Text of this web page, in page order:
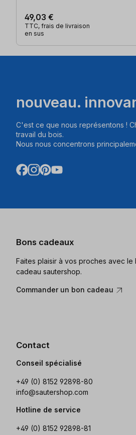
49,03 €
TTC, frais de livraison
en sus
nouveau.
C'est ce que nous représentons !
travail du bois.
Nous nous concentrons
Bons cadeaux
Faites plaisir à vos proches avec le
cadeau sautershop.
Commander un bon cadeau
Contact
Conseil spécialisé
+49 (0) 8152 92898-80
info@sautershop.com
Hotline de service
+49 (0) 8152 92898-81